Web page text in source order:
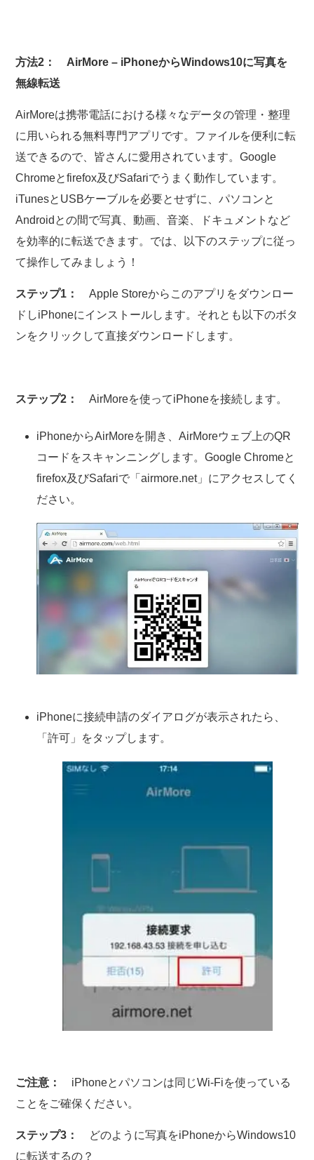
方法2： AirMore – iPhoneからWindows10に写真を
無線転送
AirMoreは携帯電話における様々なデータの管理・整理
に用いられる無料専門アプリです。ファイルを便利に転
送できるので、皆さんに愛用されています。Google
Chromeとfirefox及びSafariでうまく動作しています。
iTunesとUSBケーブルを必要とせずに、パソコンと
Androidとの間で写真、動画、音楽、ドキュメントなど
を効率的に転送できます。では、以下のステップに従っ
て操作してみましょう！
ステップ1：Apple Storeからこのアプリをダウンロー
ドしiPhoneにインストールします。それとも以下のボタ
ンをクリックして直接ダウンロードします。
ステップ2：AirMoreを使ってiPhoneを接続します。
iPhoneからAirMoreを開き、AirMoreウェブ上のQR
コードをスキャンニングします。Google Chromeと
firefox及びSafariで「airmore.net」にアクセスしてく
ださい。
iPhoneに接続申請のダイアログが表示されたら、
「許可」をタップします。
ご注意： iPhoneとパソコンは同じWi-Fiを使っている
ことをご確保ください。
ステップ3： どのように写真をiPhoneからWindows10
に転送するの？